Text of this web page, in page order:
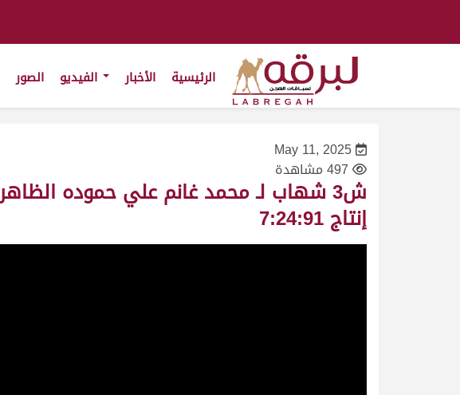
الرئيسية الأخبار الصور
May 11, 2025
497 مشاهدة
إنتاج 7:24:91